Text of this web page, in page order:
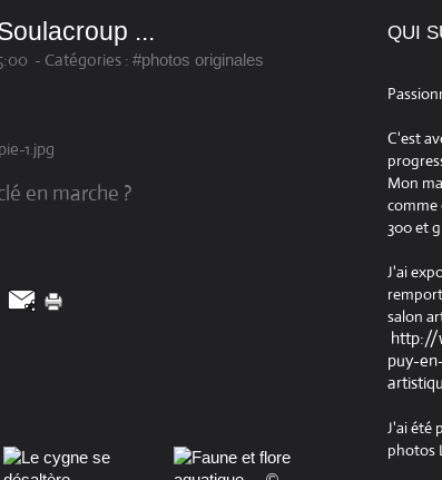
...
- Catégories : #photos originales
en marche ?
QUI
C'est
Mon
comme
300 et
J'ai
salon
http://
puy-
J'ai été
photos